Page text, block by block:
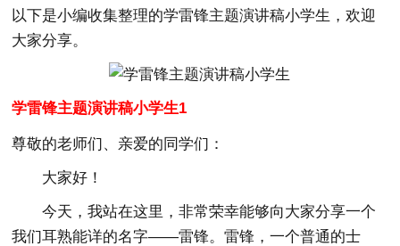
以下是小编收集整理的学雷锋主题演讲稿小学生，欢迎
大家分享。
学雷锋主题演讲稿小学生1
尊敬的老师们、亲爱的同学们：
大家好！
今天，我站在这里，非常荣幸能够向大家分享一个
我们耳熟能详的名字——雷锋。雷锋，一个普通的士